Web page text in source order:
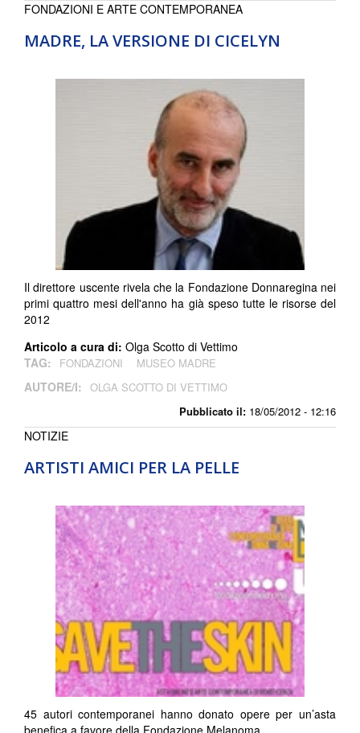
MADRE, LA VERSIONE DI CICELYN
Pubblicato il: 18/05/2012 - 12:16
FONDAZIONI E ARTE CONTEMPORANEA
Il direttore uscente rivela che la Fondazione Donnaregina nei
primi quattro mesi dell'anno ha già speso tutte le risorse del
2012
Articolo a cura di: Olga Scotto di Vettimo
TAG:
FONDAZIONI MUSEO MADRE
AUTORE/I: OLGA SCOTTO DI VETTIMO
ARTISTI AMICI PER LA PELLE
NOTIZIE
45 autori contemporanei hanno donato opere per un’asta